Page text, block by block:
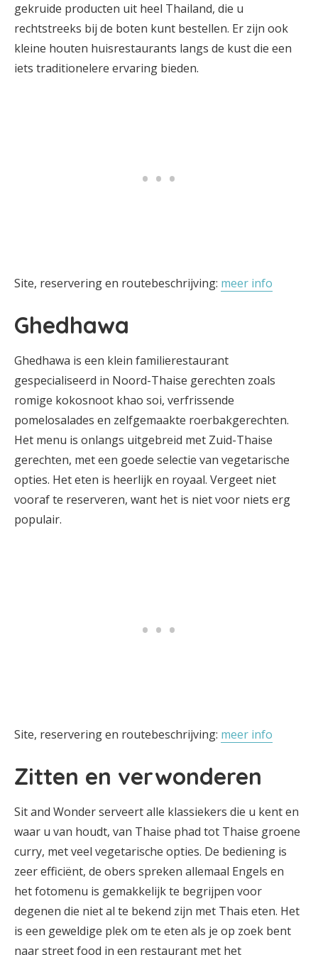
gekruide producten uit heel Thailand, die u
rechtstreeks bij de boten kunt bestellen. Er zijn ook
kleine houten huisrestaurants langs de kust die een
iets traditionelere ervaring bieden.
Site, reservering en routebeschrijving: meer info
Ghedhawa
Ghedhawa is een klein familierestaurant
gespecialiseerd in Noord-Thaise gerechten zoals
romige kokosnoot khao soi, verfrissende
pomelosalades en zelfgemaakte roerbakgerechten.
Het menu is onlangs uitgebreid met Zuid-Thaise
gerechten, met een goede selectie van vegetarische
opties. Het eten is heerlijk en royaal. Vergeet niet
vooraf te reserveren, want het is niet voor niets erg
populair.
Site, reservering en routebeschrijving: meer info
Zitten en verwonderen
Sit and Wonder serveert alle klassiekers die u kent en
waar u van houdt, van Thaise phad tot Thaise groene
curry, met veel vegetarische opties. De bediening is
zeer efficiënt, de obers spreken allemaal Engels en
het fotomenu is gemakkelijk te begrijpen voor
degenen die niet al te bekend zijn met Thais eten. Het
is een geweldige plek om te eten als je op zoek bent
naar street food in een restaurant met het